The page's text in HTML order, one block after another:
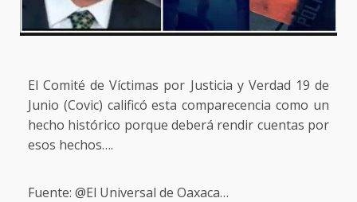
El Comité de Víctimas por Justicia y Verdad 19 de
Junio (Covic) calificó esta comparecencia como un
hecho histórico porque deberá rendir cuentas por
esos hechos….
Fuente: @El Universal de Oaxaca…